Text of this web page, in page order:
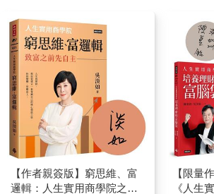
【作者親簽版】窮思維、富
邏輯：人生實用商學院之致
【限量
《人生